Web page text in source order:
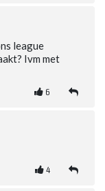
league
Ivm met
6
4